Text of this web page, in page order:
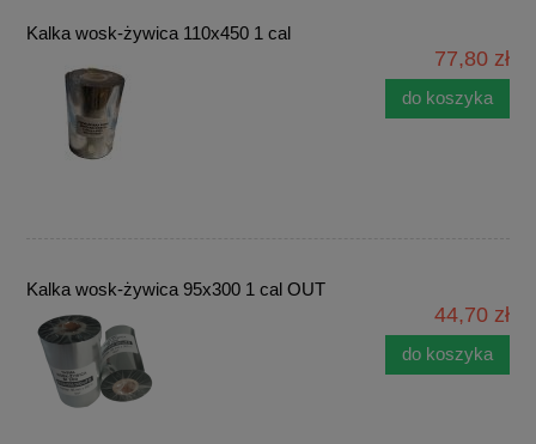
Kalka wosk-żywica 110x450 1 cal
77,80 zł
do koszyka
Kalka wosk-żywica 95x300 1 cal OUT
44,70 zł
do koszyka